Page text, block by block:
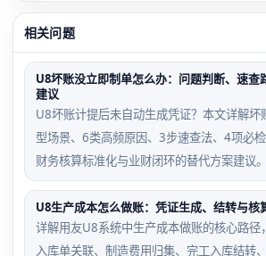
相关问题
U8坏账没立即制单怎么办：问题判断、速查
建议
U8坏账计提后未自动生成凭证？本文详解坏
型场景、6类高频原因、3步速查法、4项必
财务核算标准化与业财闭环的替代方案建议。
U8生产成本怎么做账：凭证生成、结转与核
详解用友U8系统中生产成本做账的核心路
入库单关联、制造费用归集、完工入库结转